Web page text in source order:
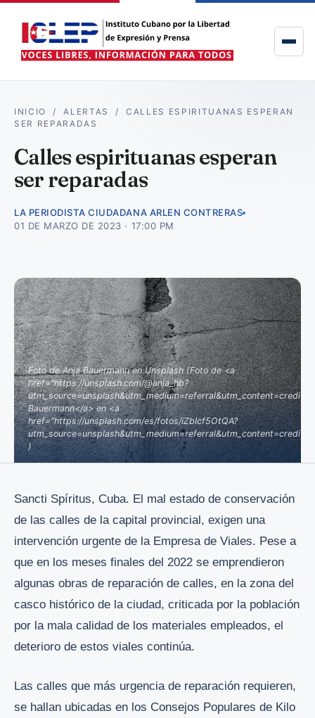
INICIO /ALERTAS /CALLES ESPIRITUANAS ESPERAN
SER REPARADAS
Calles espirituanas esperan
ser reparadas
LA PERIODISTA CIUDADANA ARLEN CONTRERAS
01 DE MARZO DE 2023 · 17:00 PM
Foto de Anja Bauermann en Unsplash (Foto de <a
href="https://unsplash.com/@anja_hb?
Bauermann</a> en <a
href="https://unsplash.com/es/fotos/iZbIcf5OtQA?
)
Sancti Spíritus, Cuba. El mal estado de conservación
de las calles de la capital provincial, exigen una
intervención urgente de la Empresa de Viales. Pese a
que en los meses finales del 2022 se emprendieron
algunas obras de reparación de calles, en la zona del
casco histórico de la ciudad, criticada por la población
por la mala calidad de los materiales empleados, el
deterioro de estos viales continúa.
Las calles que más urgencia de reparación requieren,
se hallan ubicadas en los Consejos Populares de Kilo